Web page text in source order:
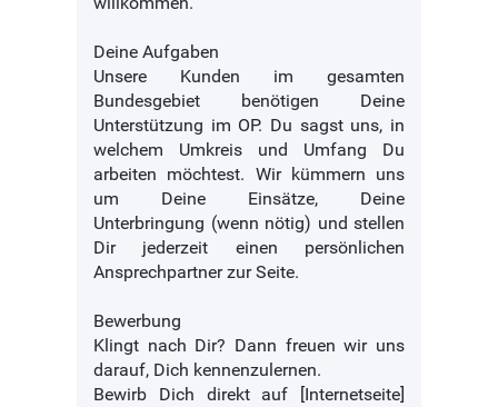
Deine Aufgaben
Unsere Kunden im gesamten
Bundesgebiet benötigen Deine
Unterstützung im OP. Du sagst uns, in
welchem Umkreis und Umfang Du
arbeiten möchtest. Wir kümmern uns
um Deine Einsätze, Deine
Unterbringung (wenn nötig) und stellen
Dir jederzeit einen persönlichen
Ansprechpartner zur Seite.
Bewerbung
Klingt nach Dir? Dann freuen wir uns
darauf, Dich kennenzulernen.
Bewirb Dich direkt auf [Internetseite]